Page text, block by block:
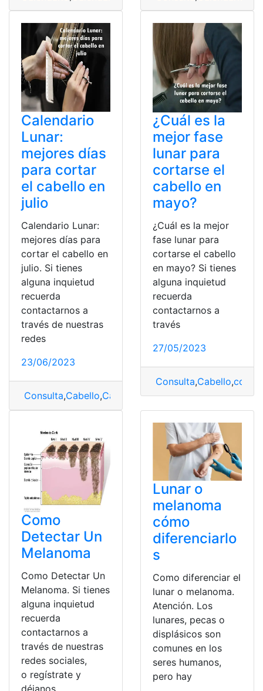
Calendario
Lunar:
mejores días
para cortar
el cabello en
julio
Calendario Lunar:
mejores días para
cortar el cabello en
julio. Si tienes
alguna inquietud
recuerda
contactarnos a
través de nuestras
redes
23/06/2023
Consulta,Cabello,Calendario,Calendario Lunar,Corte
¿Cuál es la
mejor fase
lunar para
cortarse el
cabello en
mayo?
¿Cuál es la mejor
fase lunar para
cortarse el cabello
en mayo? Si tienes
alguna inquietud
recuerda
contactarnos a
través
27/05/2023
Consulta,Cabello,cortar
Como
Detectar Un
Melanoma
Como Detectar Un
Melanoma. Si tienes
alguna inquietud
recuerda
contactarnos a
través de nuestras
redes sociales,
o regístrate y
déjanos
Lunar o
melanoma
cómo
diferenciarlo
s
Como diferenciar el
lunar o melanoma.
Atención. Los
lunares, pecas o
displásicos son
comunes en los
seres humanos,
pero hay